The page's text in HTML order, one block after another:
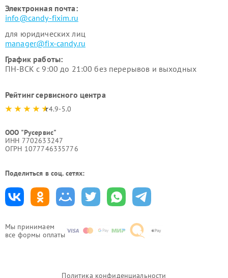
Мы принимаем
все формы оплаты
Электронная почта:
info@candy-fixim.ru
для юридических лиц
manager@fix-candy.ru
График работы:
ПН-ВСК с 9:00 до 21:00 без перерывов и выходных
Рейтинг сервисного центра
4.9-5.0
ООО "Русервис"
ИНН 7702633247
ОГРН 1077746335776
Поделиться в соц. сетях:
Политика конфиденциальности